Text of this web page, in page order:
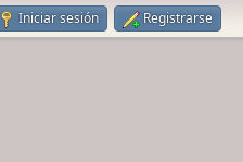
Iniciar sesión Registrarse